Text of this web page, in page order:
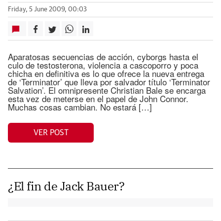
Friday, 5 June 2009, 00:03
Aparatosas secuencias de acción, cyborgs hasta el
culo de testosterona, violencia a cascoporro y poca
chicha en definitiva es lo que ofrece la nueva entrega
de ‘Terminator’ que lleva por salvador título ‘Terminator
Salvation’. El omnipresente Christian Bale se encarga
esta vez de meterse en el papel de John Connor.
Muchas cosas cambian. No estará […]
VER POST
¿El fin de Jack Bauer?